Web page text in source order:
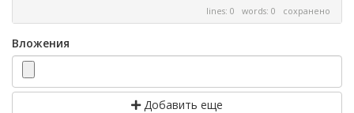
lines: 0 words: 0 сохранено
Вложения
Добавить еще